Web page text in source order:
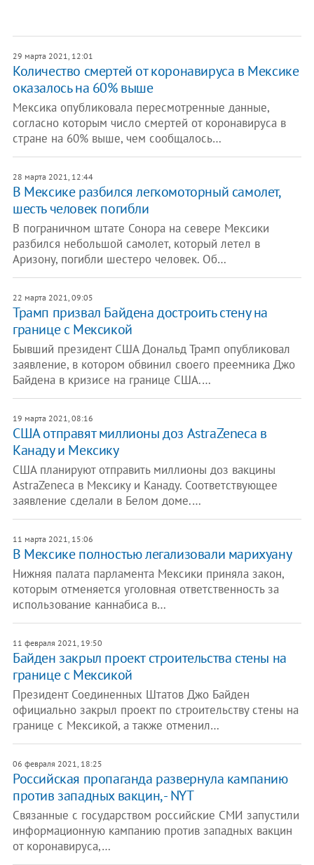
29 марта 2021, 12:01
Количество смертей от коронавируса в Мексике
оказалось на 60% выше
Мексика опубликовала пересмотренные данные,
согласно которым число смертей от коронавируса в
стране на 60% выше, чем сообщалось…
28 марта 2021, 12:44
В Мексике разбился легкомоторный самолет,
шесть человек погибли
В пограничном штате Сонора на севере Мексики
разбился небольшой самолет, который летел в
Аризону, погибли шестеро человек. Об…
22 марта 2021, 09:05
Трамп призвал Байдена достроить стену на
границе с Мексикой
Бывший президент США Дональд Трамп опубликовал
заявление, в котором обвинил своего преемника Джо
Байдена в кризисе на границе США.…
19 марта 2021, 08:16
США отправят миллионы доз AstraZeneca в
Канаду и Мексику
США планируют отправить миллионы доз вакцины
AstraZeneca в Мексику и Канаду. Соответствующее
заявление сделали в Белом доме.…
11 марта 2021, 15:06
В Мексике полностью легализовали марихуану
Нижняя палата парламента Мексики приняла закон,
которым отменяется уголовная ответственность за
использование каннабиса в…
11 февраля 2021, 19:50
Байден закрыл проект строительства стены на
границе с Мексикой
Президент Соединенных Штатов Джо Байден
официально закрыл проект по строительству стены на
границе с Мексикой, а также отменил…
06 февраля 2021, 18:25
Российская пропаганда развернула кампанию
против западных вакцин, - NYT
Связанные с государством российские СМИ запустили
информационную кампанию против западных вакцин
от коронавируса,…